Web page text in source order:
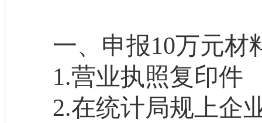
一、申报10万元材
1.营业执照复印件
2.在统计局规上企